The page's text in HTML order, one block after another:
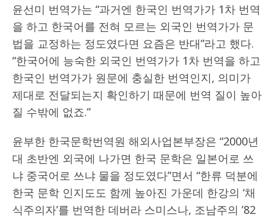
윤선미 번역가는 “과거엔 한국인 번역가가 1차 번역
을 하고 한국어를 전혀 모르는 외국인 번역가가 문
법을 교정하는 정도였다면 요즘은 반대”라고 했다.
“한국어에 능숙한 외국인 번역가가 1차 번역을 하고
한국인 번역가가 원문에 충실한 번역인지, 의미가
제대로 전달되는지 확인하기 때문에 번역 질이 높아
질 수밖에 없죠.”
윤부한 한국문학번역원 해외사업본부장은 “2000년
대 초반엔 외국에 나가면 한국 문학은 일본어로 쓰
냐 중국어로 쓰냐 물을 정도였다”면서 “한류 덕분에
한국 문학 인지도도 함께 높아진 가운데 한강의 ‘채
식주의자’를 번역한 데버라 스미스나, 조남주의 ’82